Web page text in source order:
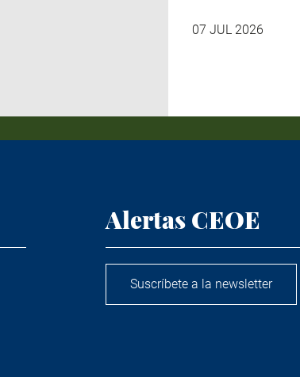
07 JUL 2026
Alertas CEOE
Suscríbete a la newsletter